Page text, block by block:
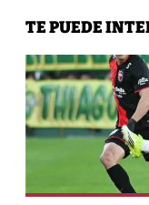
TE PUEDE